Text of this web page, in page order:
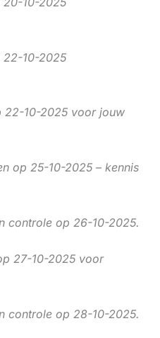
22-10-2025
10-2025 voor jouw
op 25-10-2025 – kennis
controle op 26-10-2025.
27-10-2025 voor
controle op 28-10-2025.